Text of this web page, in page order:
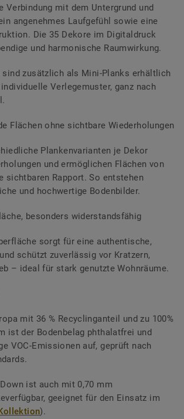
Verbindung mit dem Untergrund und
angenehmes Laufgefühl sowie eine
Die 35 Dekore im Digitaldruck
und harmonische Raumwirkung.
zusätzlich als Mini-Planks erhältlich
Verlegemuster, ganz nach
Flächen ohne sichtbare Wiederholungen
Plankenvarianten je Dekor
und ermöglichen Flächen von
sichtbaren Rapport. So entstehen
und hochwertige Bodenbilder.
besonders widerstandsfähig
sorgt für eine authentische,
schützt zuverlässig vor Kratzern,
– ideal für stark genutzte Wohnräume.
mit 36 % Recyclinganteil und zu 100%
ist der Bodenbelag phthalatfrei und
VOC-Emissionen auf, geprüft nach
ist auch mit 0,70 mm
geeignet für den Einsatz im
).